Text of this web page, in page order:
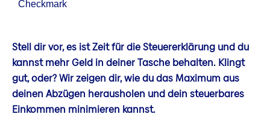
Stell dir vor, es ist Zeit für die Steuererklärung und du
kannst mehr Geld in deiner Tasche behalten. Klingt
gut, oder? Wir zeigen dir, wie du das Maximum aus
deinen Abzügen herausholen und dein steuerbares
Einkommen minimieren kannst.